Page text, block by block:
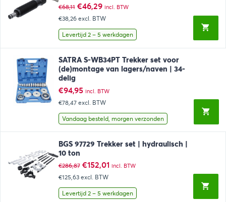
€68,11 Oorspronkelijke
prijs
was:
€68,11.
€46,29Huidige
prijs
is:
€46,29.
incl. BTW
€38,26 excl. BTW
Levertijd 2 – 5 werkdagen
SATRA S-WB34PT Trekker set voor
(de)montage van lagers/naven | 34-
delig
€94,95 incl. BTW
€78,47 excl. BTW
Vandaag besteld, morgen verzonden
BGS 97729 Trekker set | hydraulisch |
10 ton
€286,87 Oorspronkelijke
prijs
was:
€286,87.
€152,01Huidige
€152,01.
incl. BTW
€125,63 excl. BTW
Levertijd 2 – 5 werkdagen